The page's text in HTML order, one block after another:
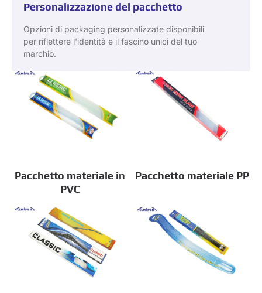
Personalizzazione del pacchetto
Opzioni di packaging personalizzate disponibili
per riflettere l'identità e il fascino unici del tuo
marchio.
Pacchetto materiale in
PVC
Pacchetto materiale PP